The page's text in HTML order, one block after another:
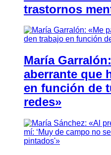
trastornos
María
aberrante que
en función de
redes»